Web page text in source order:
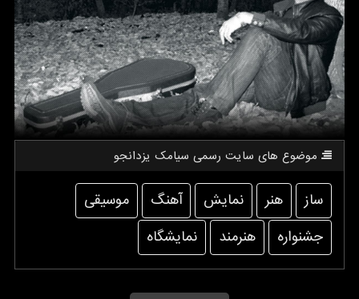
موضوع های سایت رسمی سیامك یزدانجو
ساز هنر نمایش آهنگ
موسیقی
جشنواره
هنرمند نمایشگاه